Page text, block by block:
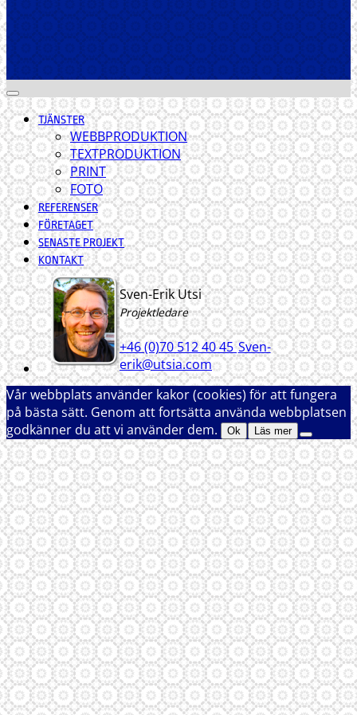
TJÄNSTER
WEBBPRODUKTION
TEXTPRODUKTION
PRINT
FOTO
REFERENSER
FÖRETAGET
SENASTE PROJEKT
KONTAKT
Sven-Erik Utsi
Projektledare
+46 (0)70 512 40 45 Sven-
erik@utsia.com
Vår webbplats använder kakor (cookies) för att fungera
på bästa sätt. Genom att fortsätta använda webbplatsen
godkänner du att vi använder dem.
Ok Läs mer